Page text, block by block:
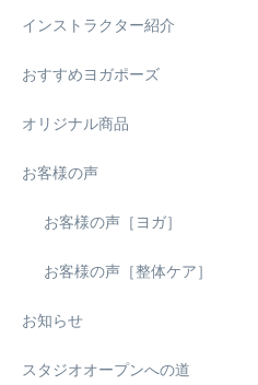
インストラクター紹介
おすすめヨガポーズ
オリジナル商品
お客様の声
お客様の声［ヨガ］
お客様の声［整体ケア］
お知らせ
スタジオオープンへの道